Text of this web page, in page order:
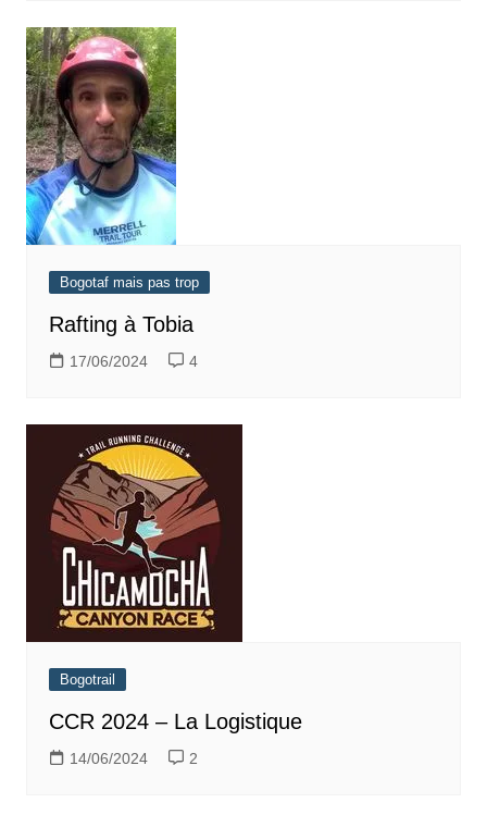
Bogotaf mais pas trop
Rafting à Tobia
17/06/2024 4
Bogotrail
CCR 2024 – La Logistique
14/06/2024 2